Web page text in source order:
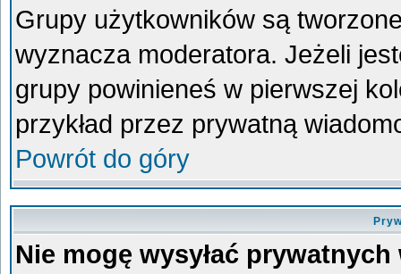
Grupy użytkowników są
wyznacza moderatora. Jeżeli
grupy powinieneś w pierwszej
przykład przez prywatną
Powrót do góry
Nie mogę wysyłać